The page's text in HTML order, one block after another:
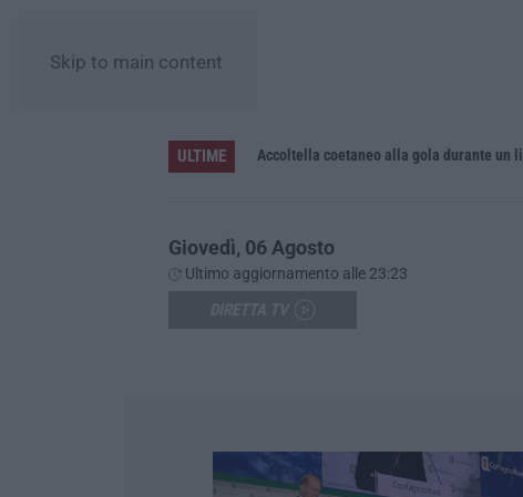
Skip to main content
ULTIME Accoltella coetaneo alla gola durante un
Giovedì, 06 Agosto
Ultimo aggiornamento alle 23:23